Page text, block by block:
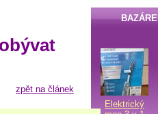
zpět na článek
Elektrický